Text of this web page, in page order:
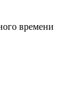
времени